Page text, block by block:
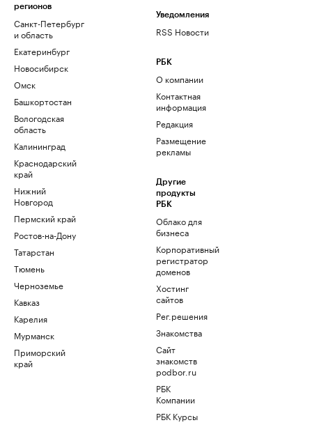
регионов
Санкт-Петербург
и область
Екатеринбург
Новосибирск
Омск
Башкортостан
Вологодская
область
Калининград
Краснодарский
край
Нижний
Новгород
Пермский край
Ростов-на-Дону
Татарстан
Тюмень
Черноземье
Кавказ
Карелия
Мурманск
Приморский
край
Уведомления
RSS Новости
РБК
О компании
Контактная
информация
Редакция
Размещение
рекламы
Другие
продукты
РБК
Облако для
бизнеса
Корпоративный
регистратор
доменов
Хостинг
сайтов
Рег.решения
Знакомства
Сайт
знакомств
podbor.ru
РБК
Компании
РБК Курсы